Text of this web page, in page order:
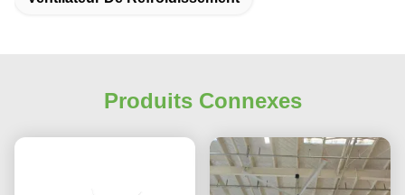
Produits Connexes